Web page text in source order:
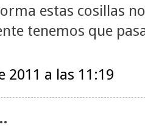
estas cosillas
tenemos que
2011 a las 11:19